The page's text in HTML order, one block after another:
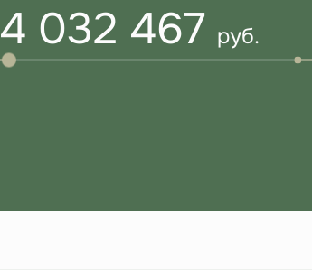
4 032 467 руб.